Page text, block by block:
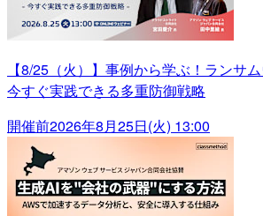
【8/25（火）】事例から学ぶ！ランサ
今すぐ実践できる多重防御戦略
開催前2026年8月25日(火) 13:00